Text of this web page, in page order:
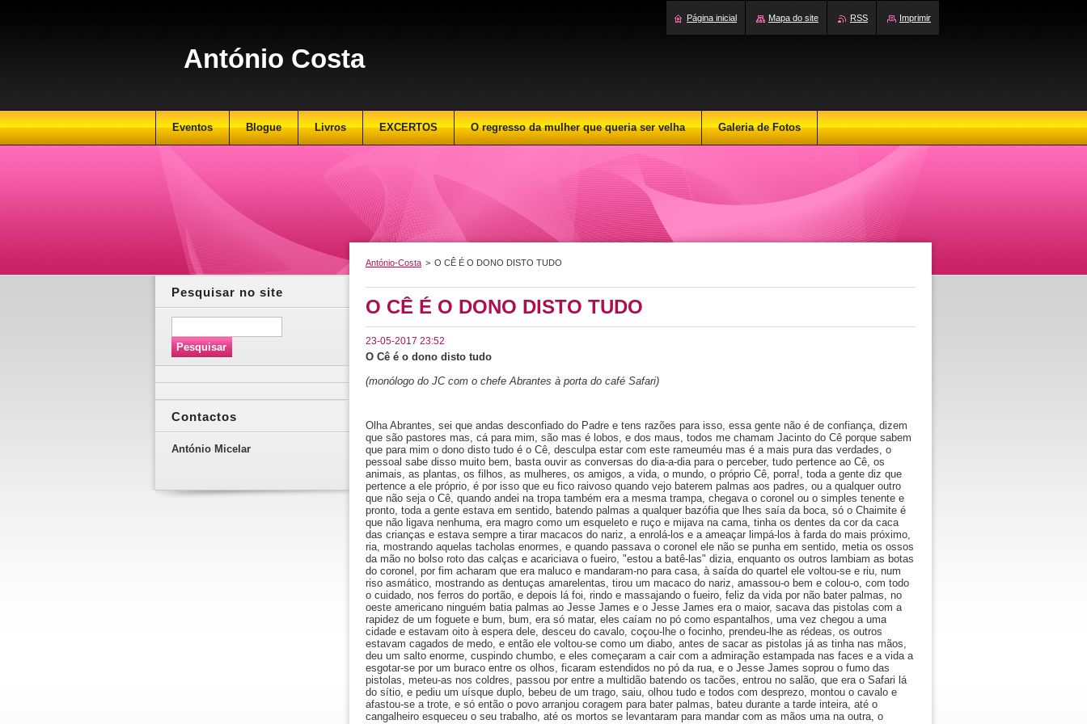
António Costa
António-Costa > O CÊ É O DONO DISTO TUDO
O CÊ É O DONO DISTO TUDO
23-05-2017 23:52
O Cê é o dono disto tudo
(monólogo do JC com o chefe Abrantes à porta do café Safari)
Olha Abrantes, sei que andas desconfiado do Padre e tens razões para isso, essa gente não é de confiança, dizem
que são pastores mas, cá para mim, são mas é lobos, e dos maus, todos me chamam Jacinto do Cê porque sabem
que para mim o dono disto tudo é o Cê, desculpa estar com este rameuméu mas é a mais pura das verdades, o
pessoal sabe disso muito bem, basta ouvir as conversas do dia-a-dia para o perceber, tudo pertence ao Cê, os
animais, as plantas, os filhos, as mulheres, os amigos, a vida, o mundo, o próprio Cê, porra!, toda a gente diz que
pertence a ele próprio, é por isso que eu fico raivoso quando vejo baterem palmas aos padres, ou a qualquer outro
que não seja o Cê, quando andei na tropa também era a mesma trampa, chegava o coronel ou o simples tenente e
pronto, toda a gente estava em sentido, batendo palmas a qualquer bazófia que lhes saía da boca, só o Chaimite é
que não ligava nenhuma, era magro como um esqueleto e ruço e mijava na cama, tinha os dentes da cor da caca
das crianças e estava sempre a tirar macacos do nariz, a enrolá-los e a ameaçar limpá-los à farda do mais próximo,
ria, mostrando aquelas tacholas enormes, e quando passava o coronel ele não se punha em sentido, metia os ossos
da mão no bolso roto das calças e acariciava o fueiro, "es­tou a batê-las" dizia, enquanto os outros lam­biam as botas
do coronel, por fim acharam que era maluco e mandaram-no para casa, à saída do quartel ele voltou-se e riu, num
riso asmático, mostrando as dentuças amarelentas, tirou um macaco do nariz, amassou-o bem e colou-o, com todo
o cuidado, nos ferros do portão, e depois lá foi, rindo e massajando o fueiro, feliz da vida por não bater palmas, no
oeste americano ninguém batia pal­mas ao Jesse James e o Jesse James era o maior, sacava das pisto­las com a
rapidez de um foguete e bum, bum, era só matar, eles caíam no pó como espantalhos, uma vez chegou a uma
cidade e estavam oi­to à espera dele, desceu do cavalo, coçou-lhe o focinho, prendeu­-lhe as rédeas, os outros
estavam cagados de medo, e então ele voltou-se como um diabo, antes de sacar as pistolas já as tinha nas mãos,
deu um salto enorme, cuspindo chumbo, e eles começaram a cair com a admiração estampada nas faces e a vida a
esgotar-se por um buraco entre os olhos, ficaram estendidos no pó da rua, e o Jesse James soprou o fumo das
pistolas, meteu-as nos col­dres, passou por entre a multidão batendo os tacões, entrou no salão, que era o Safari lá
do sítio, e pediu um uísque duplo, bebeu de um trago, saiu, olhou tudo e todos com desprezo, montou o cavalo e
afastou-se a trote, e só então o povo arranjou coragem para bater palmas, bateu durante a tarde inteira, até o
cangalheiro esqueceu o seu trabalho, até os mortos se levantaram para mandar com as mãos uma na outra, o
Pesquisar no site
Contactos
António Micelar
Eventos Blogue Livros EXCERTOS O regresso da mulher que queria ser velha Galeria de Fotos
Página inicial Mapa do site RSS Imprimir